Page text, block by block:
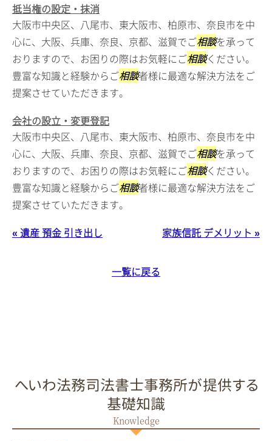
抵当権の設定・抹消
大阪市中央区、八尾市、東大阪市、柏原市、奈良市を中
心に、大阪、兵庫、奈良、京都、滋賀でご相談を承って
おりますので、お困りの際はお気軽にご相談ください。
豊富な知識と経験からご相談者様に最適な解決方法をご
提案させていただきます。
会社の設立・変更登記
大阪市中央区、八尾市、東大阪市、柏原市、奈良市を中
心に、大阪、兵庫、奈良、京都、滋賀でご相談を承って
おりますので、お困りの際はお気軽にご相談ください。
豊富な知識と経験からご相談者様に最適な解決方法をご
提案させていただきます。
« 遺産 預金 引き出し
家族信託 デメリット »
一覧に戻る
へいわ法務司法書士事務所が提供する
基礎知識